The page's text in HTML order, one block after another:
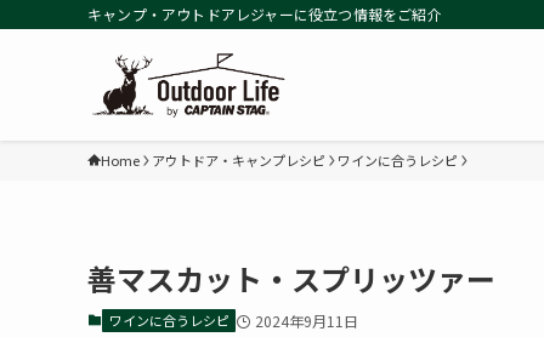
キャンプ・アウトドアレジャーに役立つ情報をご紹介
Home アウトドア・キャンプレシピ ワインに合うレシピ
善マスカット・スプリッツァー
ワインに合うレシピ 2024年9月11日